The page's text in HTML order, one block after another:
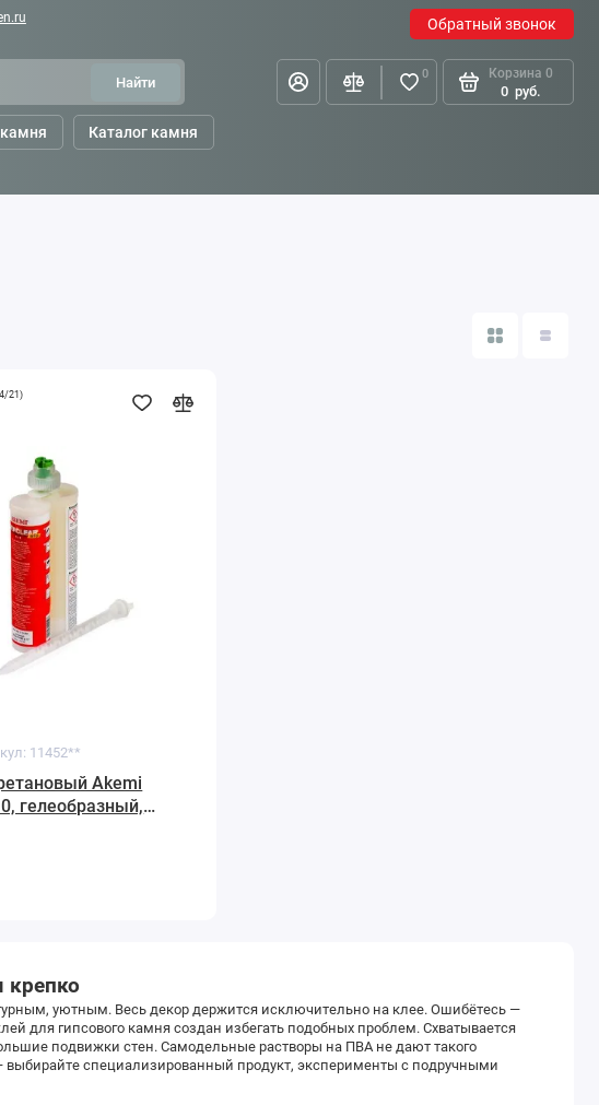
Обратный звонок
Найти 0 Корзина 0
0 руб.
Каталог камня
4/21)
11452**
Akemi
гелеобразный,
крепко
уютным. Весь декор держится исключительно на клее. Ошибётесь —
для гипсового камня создан избегать подобных проблем. Схватывается
подвижки стен. Самодельные растворы на ПВА не дают такого
выбирайте специализированный продукт, эксперименты с подручными